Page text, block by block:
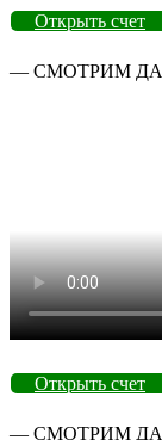
Открыть счет
— СМОТРИМ
Открыть счет
— СМОТРИМ